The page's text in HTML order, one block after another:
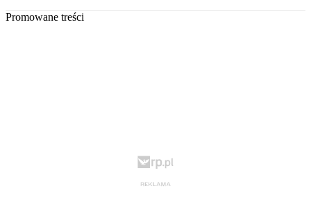
Promowane treści